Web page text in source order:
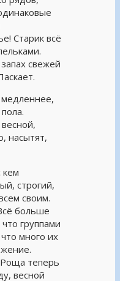
Старик всё
свежей
насытят,
кем
строгий,
своим.
больше
группами
много их
теперь
весной